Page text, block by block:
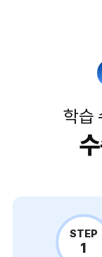
학습
STEP
1